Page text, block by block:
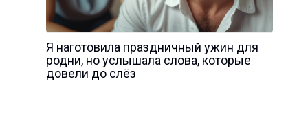
Я наготовила праздничный ужин для
родни, но услышала слова, которые
довели до слёз